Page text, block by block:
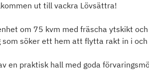
ut till vackra Lövsättra!
om 75 kvm med fräscha ytskikt
söker ett hem att flytta rakt in i
en praktisk hall med goda